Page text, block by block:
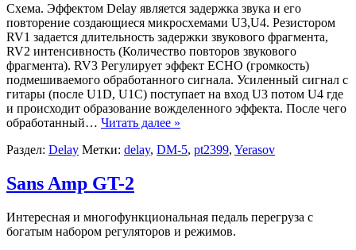
Схема. Эффектом Delay является задержка звука и его
повторение создающиеся микросхемами U3,U4. Резистором
RV1 задается длительность задержки звукового фрагмента,
RV2 интенсивность (Количество повторов звукового
фрагмента). RV3 Регулирует эффект ECHO (громкость)
подмешиваемого обработанного сигнала. Усиленный сигнал с
гитары (после U1D, U1C) поступает на вход U3 потом U4 где
и происходит образование вожделенного эффекта. После чего
обработанный… Читать далее »
Раздел: Delay Метки: delay, DM-5, pt2399, Yerasov
Sans Amp GT-2
Интересная и многофункциональная педаль перегруза с
богатым набором регуляторов и режимов.